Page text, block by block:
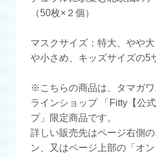
（50枚×２個）
マスクサイズ：特大、やや
や小さめ、キッズサイズの5
※こちらの商品は、タマガ
ラインショップ 「Fitty【公
プ」限定商品です。
詳しい販売先はページ右側
ン、又はページ上部の「オン